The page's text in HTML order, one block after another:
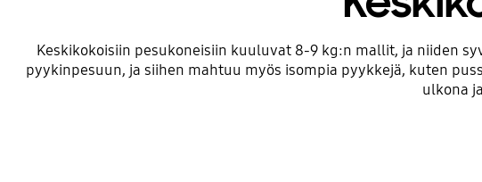
Keskikokoisiin pesukoneisiin kuuluvat 8-9 kg:n mallit, ja niiden
pyykinpesuun, ja siihen mahtuu myös isompia pyykkejä, kuten
ulkona